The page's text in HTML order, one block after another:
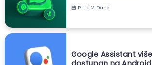
Prije 2 Dana
Google Assistant